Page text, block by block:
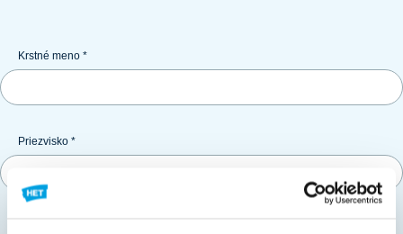
Krstné meno *
Priezvisko *